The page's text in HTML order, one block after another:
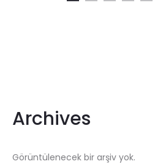
Archives
Görüntülenecek bir arşiv yok.